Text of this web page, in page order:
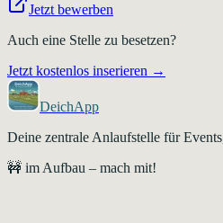
Jetzt bewerben
Auch eine Stelle zu besetzen?
Jetzt kostenlos inserieren →
DeichApp
Deine zentrale Anlaufstelle für
🚧 im Aufbau – mach mit!